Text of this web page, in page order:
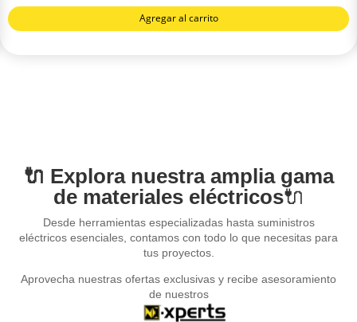
Agregar al carrito
🔌 Explora nuestra amplia gama
de materiales eléctricos🔌
Desde herramientas especializadas hasta suministros
eléctricos esenciales, contamos con todo lo que necesitas para
tus proyectos.
Aprovecha nuestras ofertas exclusivas y recibe asesoramiento
de nuestros